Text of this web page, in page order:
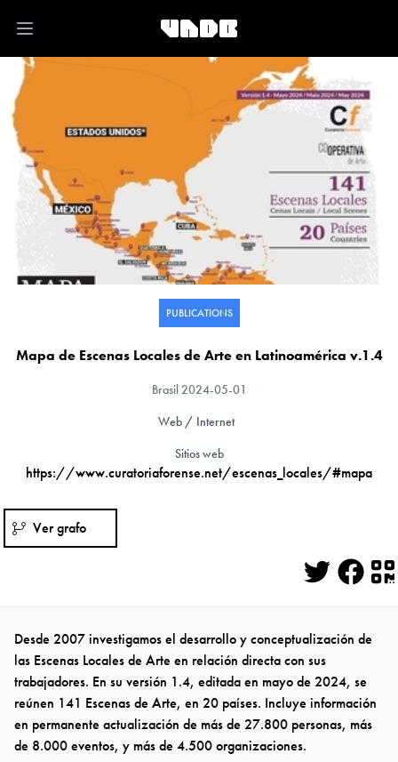
Open main menu
PUBLICATIONS
Mapa de Escenas Locales de Arte en Latinoamérica v.1.4
Brasil2024-05-01
Web / Internet
Sitios web
https://www.curatoriaforense.net/escenas_locales/#mapa
Ver grafo
Twitter
Desde 2007 investigamos el desarrollo y conceptualización de
las Escenas Locales de Arte en relación directa con sus
trabajadores. En su versión 1.4, editada en mayo de 2024, se
reúnen 141 Escenas de Arte, en 20 países. Incluye información
en permanente actualización de más de 27.800 personas, más
de 8.000 eventos, y más de 4.500 organizaciones.